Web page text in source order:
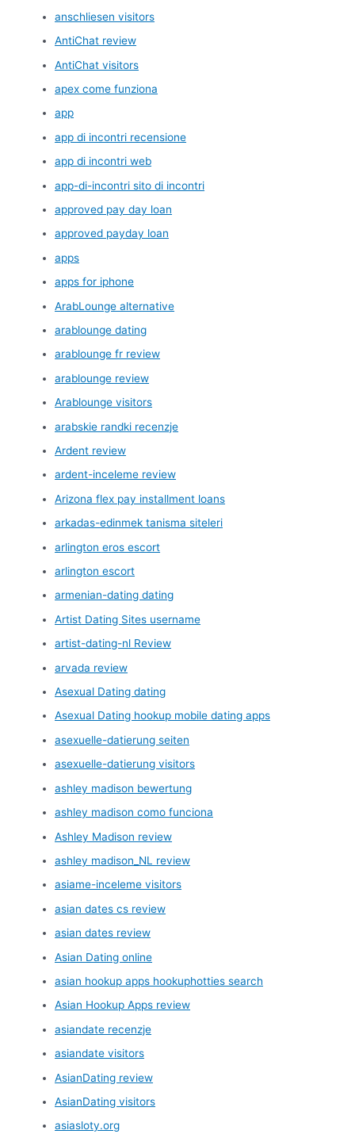
anschliesen visitors
AntiChat review
AntiChat visitors
apex come funziona
app
app di incontri recensione
app di incontri web
app-di-incontri sito di incontri
approved pay day loan
approved payday loan
apps
apps for iphone
ArabLounge alternative
arablounge dating
arablounge fr review
arablounge review
Arablounge visitors
arabskie randki recenzje
Ardent review
ardent-inceleme review
Arizona flex pay installment loans
arkadas-edinmek tanisma siteleri
arlington eros escort
arlington escort
armenian-dating dating
Artist Dating Sites username
artist-dating-nl Review
arvada review
Asexual Dating dating
Asexual Dating hookup mobile dating apps
asexuelle-datierung seiten
asexuelle-datierung visitors
ashley madison bewertung
ashley madison como funciona
Ashley Madison review
ashley madison_NL review
asiame-inceleme visitors
asian dates cs review
asian dates review
Asian Dating online
asian hookup apps hookuphotties search
Asian Hookup Apps review
asiandate recenzje
asiandate visitors
AsianDating review
AsianDating visitors
asiasloty.org